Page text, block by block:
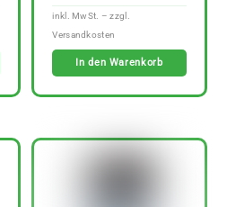
In den Warenkorb